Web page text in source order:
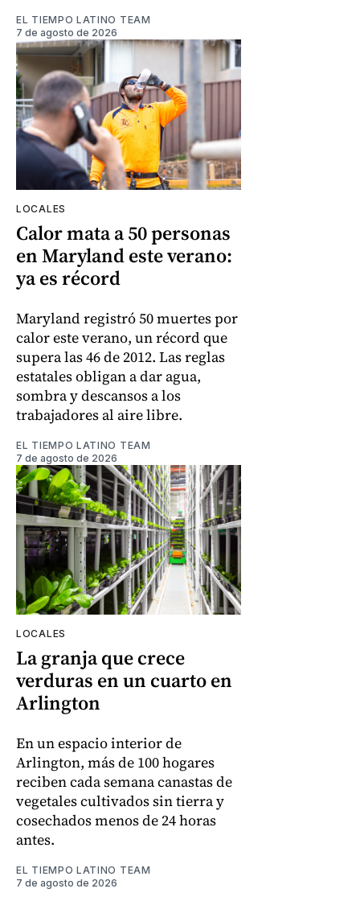
EL TIEMPO LATINO TEAM
7 de agosto de 2026
LOCALES
Calor mata a 50 personas
en Maryland este verano:
ya es récord
Maryland registró 50 muertes por
calor este verano, un récord que
supera las 46 de 2012. Las reglas
estatales obligan a dar agua,
sombra y descansos a los
trabajadores al aire libre.
EL TIEMPO LATINO TEAM
7 de agosto de 2026
LOCALES
La granja que crece
verduras en un cuarto en
Arlington
En un espacio interior de
Arlington, más de 100 hogares
reciben cada semana canastas de
vegetales cultivados sin tierra y
cosechados menos de 24 horas
antes.
EL TIEMPO LATINO TEAM
7 de agosto de 2026